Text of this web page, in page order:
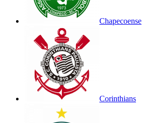
Chapecoense
Corinthians